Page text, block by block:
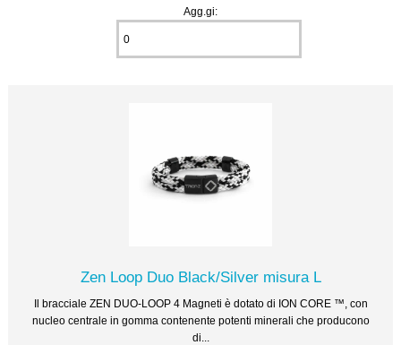
Agg.gi:
Zen Loop Duo Black/Silver misura L
Il bracciale ZEN DUO-LOOP 4 Magneti è dotato di ION CORE ™, con
nucleo centrale in gomma contenente potenti minerali che producono
di...